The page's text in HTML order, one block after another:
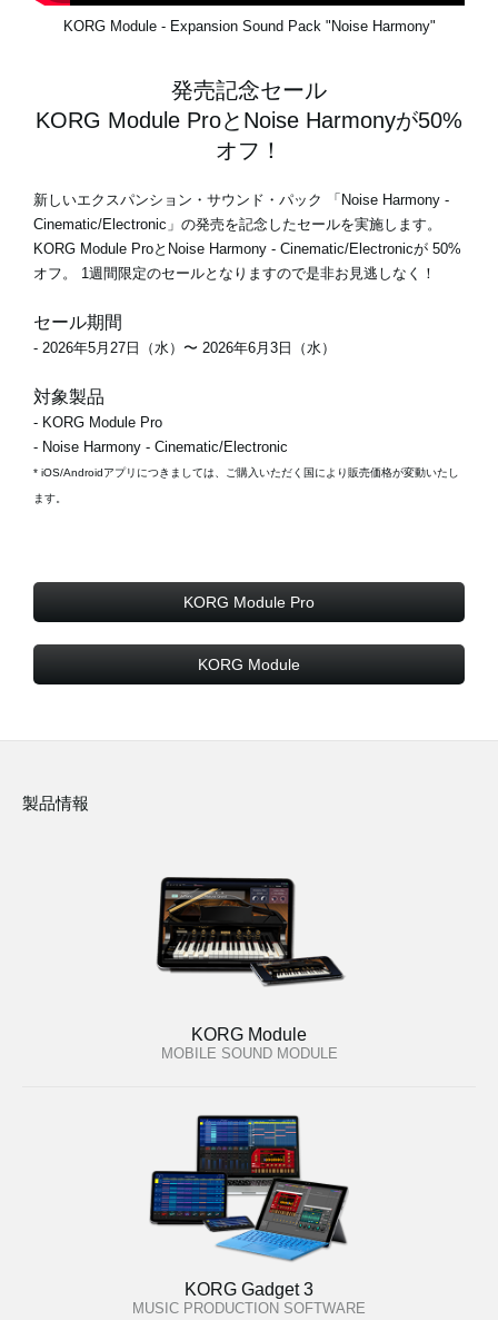
KORG Module - Expansion Sound Pack "Noise Harmony"
発売記念セール
KORG Module ProとNoise Harmonyが50%
オフ！
新しいエクスパンション・サウンド・パック 「Noise Harmony -
Cinematic/Electronic」の発売を記念したセールを実施します。
KORG Module ProとNoise Harmony - Cinematic/Electronicが 50%
オフ 。 1週間限定のセールとなりますので是非お見逃しなく！
セール期間
- 2026年5月27日（水）〜 2026年6月3日（水）
対象製品
- KORG Module Pro
- Noise Harmony - Cinematic/Electronic
* iOS/Androidアプリにつきましては、ご購入いただく国により販売価格が変動いたし
ます。
KORG Module Pro
KORG Module
製品情報
KORG Module
MOBILE SOUND MODULE
KORG Gadget 3
MUSIC PRODUCTION SOFTWARE